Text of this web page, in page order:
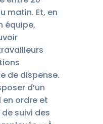
matin. Et, en
équipe,
de dispense.
d’un
ordre et
suivi des